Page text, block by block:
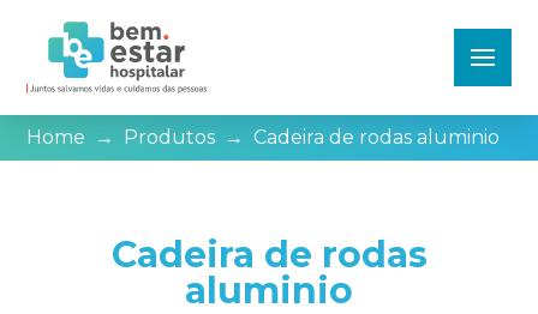
Home → Produtos → Cadeira de rodas aluminio
Cadeira de rodas
aluminio